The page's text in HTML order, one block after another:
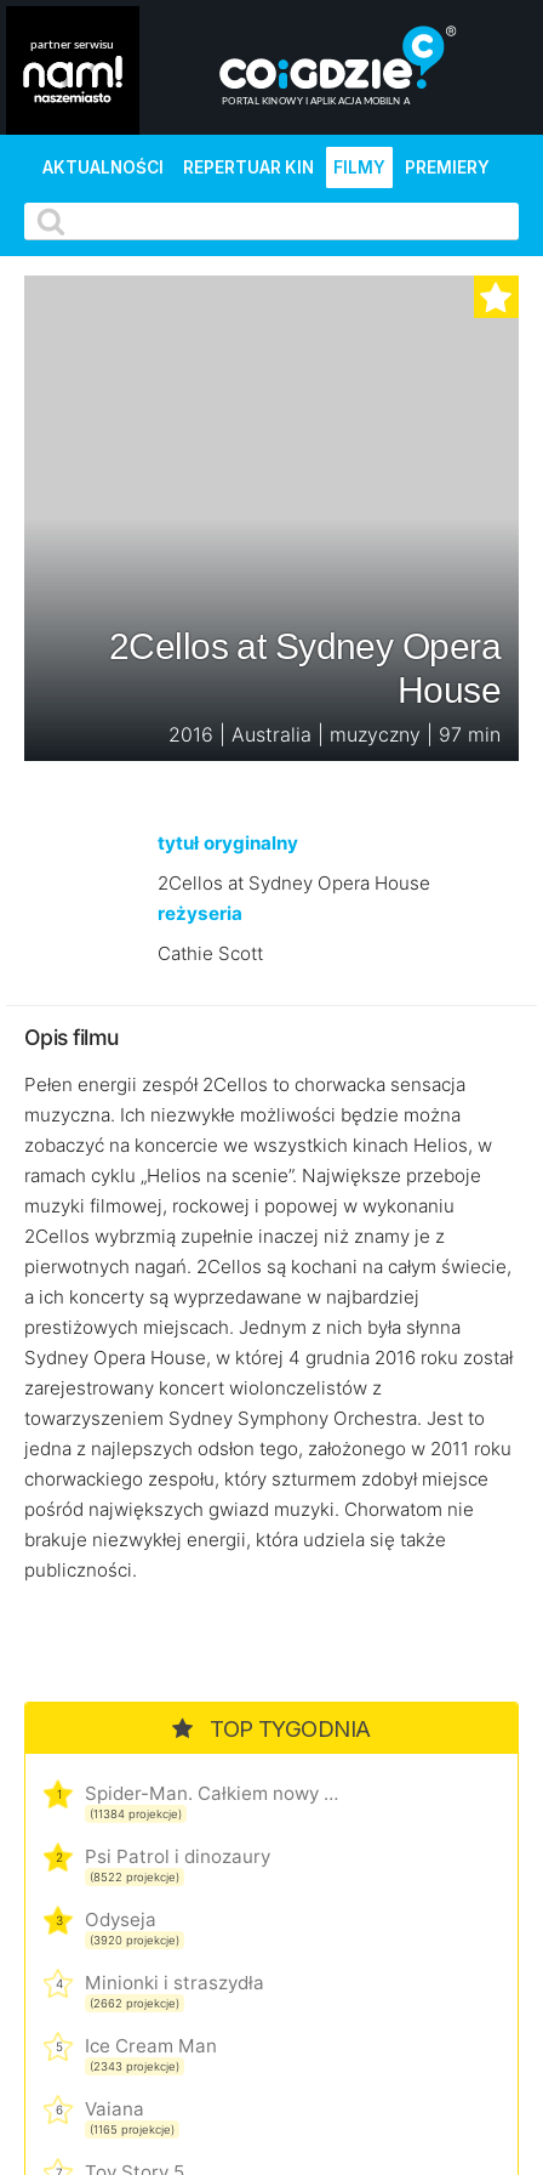
AKTUALNOŚCI REPERTUAR KIN FILMY PREMIERY
2Cellos at Sydney Opera
House
2016 | Australia | muzyczny | 97 min
tytuł oryginalny
2Cellos at Sydney Opera House
reżyseria
Cathie Scott
Opis filmu
Pełen energii zespół 2Cellos to chorwacka sensacja
muzyczna. Ich niezwykłe możliwości będzie można
zobaczyć na koncercie we wszystkich kinach Helios, w
ramach cyklu „Helios na scenie”. Największe przeboje
muzyki filmowej, rockowej i popowej w wykonaniu
2Cellos wybrzmią zupełnie inaczej niż znamy je z
pierwotnych nagań. 2Cellos są kochani na całym świecie,
a ich koncerty są wyprzedawane w najbardziej
prestiżowych miejscach. Jednym z nich była słynna
Sydney Opera House, w której 4 grudnia 2016 roku został
zarejestrowany koncert wiolonczelistów z
towarzyszeniem Sydney Symphony Orchestra. Jest to
jedna z najlepszych odsłon tego, założonego w 2011 roku
chorwackiego zespołu, który szturmem zdobył miejsce
pośród największych gwiazd muzyki. Chorwatom nie
brakuje niezwykłej energii, która udziela się także
publiczności.
TOP TYGODNIA
1 Spider-Man. Całkiem nowy dzień
(11384 projekcje)
2 Psi Patrol i dinozaury
(8522 projekcje)
3 Odyseja
(3920 projekcje)
4 Minionki i straszydła
(2662 projekcje)
5 Ice Cream Man
(2343 projekcje)
6 Vaiana
(1165 projekcje)